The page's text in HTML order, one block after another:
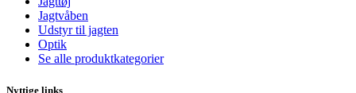
Jagtvåben
Udstyr til jagten
Optik
Se alle produktkategorier
Nyttige links